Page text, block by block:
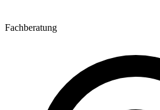
Fachberatung